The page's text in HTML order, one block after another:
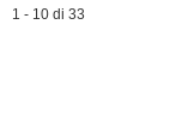
1 - 10 di 33